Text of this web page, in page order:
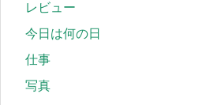
レビュー
今日は何の日
仕事
写真